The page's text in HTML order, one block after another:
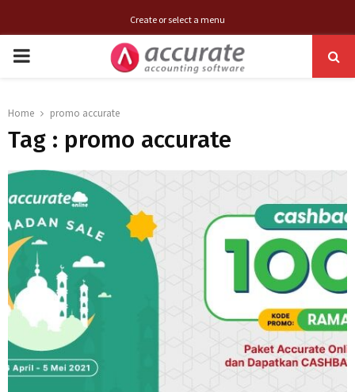
Create or select a menu
PRIMARY
Home promo accurate
Tag : promo accurate